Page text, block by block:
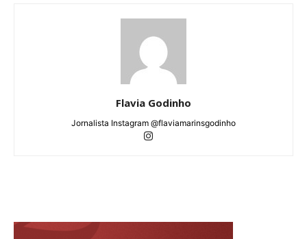
Flavia Godinho
Jornalista Instagram @flaviamarinsgodinho